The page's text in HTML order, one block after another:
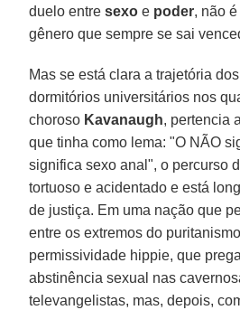
duelo entresexo e poder, não
gênero que sempre se sai
Mas se está clara a trajetória
dormitórios universitários nos
choroso Kavanaugh, pertencia
que tinha como lema: "O NÃO
significa sexo anal", o percurso
tortuoso e acidentado e está
de justiça. Em uma nação que
entre os extremos do
permissividade hippie, que
abstinência sexual nas
televangelistas, mas, depois,